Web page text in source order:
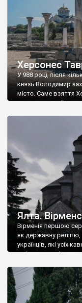
Херсонес
У 988 році, після
князь Володимир
місто. Саме взяття
диктувати свої
Херсонесі
А потім було
Ялта.
Вірменія першою
як державну
українців, які усіх
є відданими